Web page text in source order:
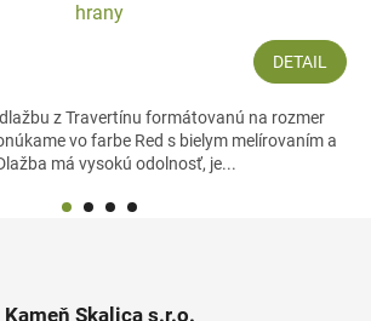
hrany
DETAIL
z Travertínu formátovanú na rozmer
vo farbe Red s bielym melírovaním a
má vysokú odolnosť, je...
Kameň Skalica s.r.o.